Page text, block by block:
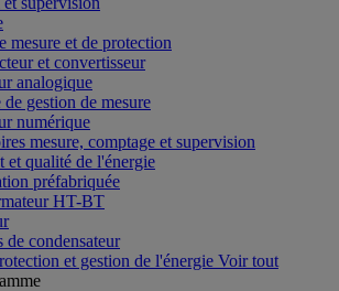
mesure et de protection
et convertisseur
analogique
de gestion de mesure
numérique
mesure, comptage et supervision
et qualité de l'énergie
préfabriquée
HT-BT
de condensateur
et gestion de l'énergie Voir tout